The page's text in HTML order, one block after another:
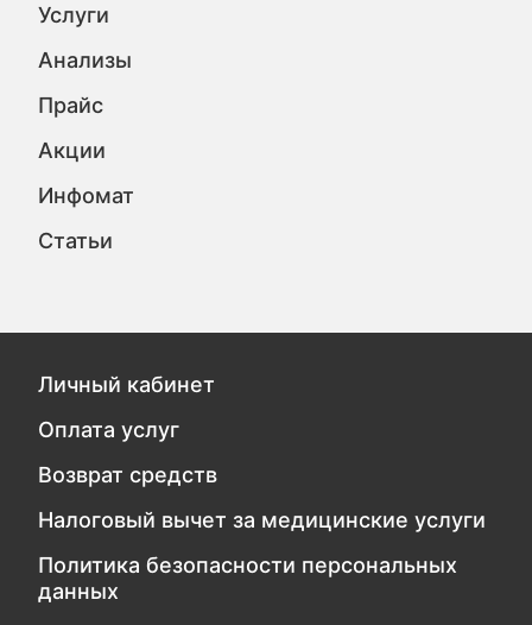
Услуги
Анализы
Прайс
Акции
Инфомат
Статьи
Личный кабинет
Оплата услуг
Возврат средств
Налоговый вычет за медицинские услуги
Политика безопасности персональных
данных